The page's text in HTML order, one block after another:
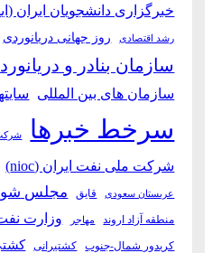
خبرگزاری دانشجویان ایران
رشد اقتصادی روز جهانی دریانوردی
سازمان بنادر و
سازمان های بین المللی
سرخط خبرها
شرکت ملی نفت ایران (nioc)
عربستان سعودی قایق مجلس
منطقه آزاد اروند مهاجر وزارت
کریدور شمال-جنوب کشتیرانی